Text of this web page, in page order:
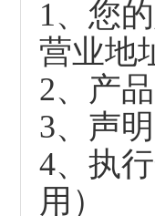
1、您
营业地
2、产
3、声
4、执
用）